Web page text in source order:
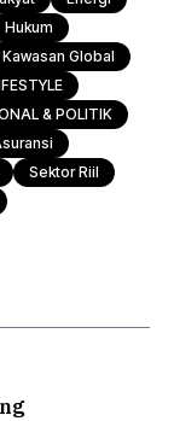
Hukum
Kawasan Global
& POLITIK
Sektor Riil